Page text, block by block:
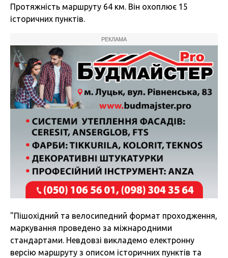
Протяжність маршруту 64 км. Він охоплює 15
історичних пунктів.
РЕКЛАМА
"Пішохідний та велосипедний формат проходження,
маркування проведено за міжнародними
стандартами. Невдовзі викладемо електронну
версію маршруту з описом історичних пунктів та